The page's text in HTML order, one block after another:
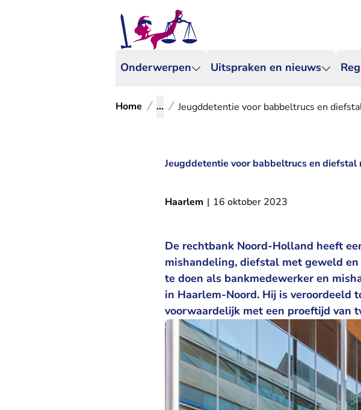
Onderwerpen Uitspraken en nieuws
Home ... Jeugddetentie voor babbeltrucs en
Jeugddetentie voor babbeltrucs en
Haarlem | 16 oktober 2023
De rechtbank Noord-Holland heeft
mishandeling, diefstal met geweld
te doen als bankmedewerker en
in Haarlem-Noord. Hij is veroordeeld
voorwaardelijk met een proeftijd van